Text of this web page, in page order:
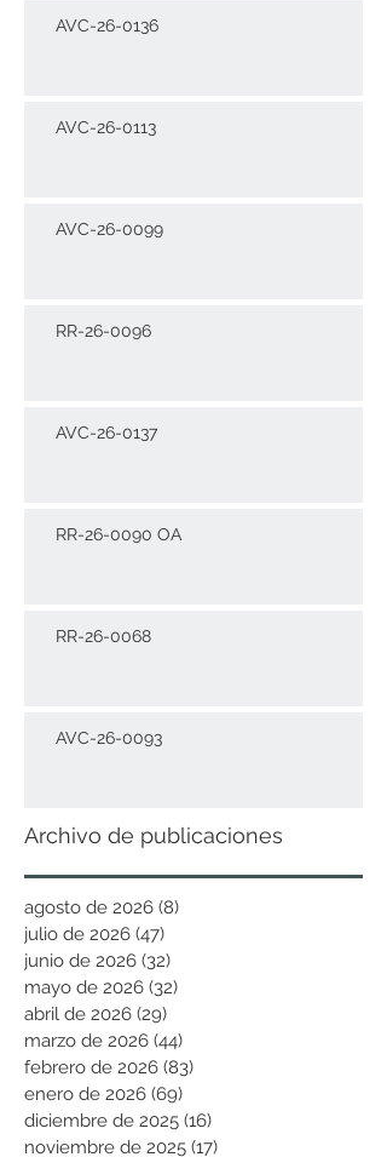
AVC-26-0136
AVC-26-0113
AVC-26-0099
RR-26-0096
AVC-26-0137
RR-26-0090 OA
RR-26-0068
AVC-26-0093
Archivo de publicaciones
agosto de 2026 (8)
julio de 2026 (47)
junio de 2026 (32)
mayo de 2026 (32)
abril de 2026 (29)
marzo de 2026 (44)
febrero de 2026 (83)
enero de 2026 (69)
diciembre de 2025 (16)
noviembre de 2025 (17)